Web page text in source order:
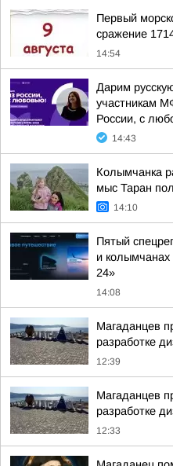
Первый
сражение
14:54
Дарим
участникам
России, с
14:43
Колымчанка
мыс Таран
14:10
Пятый
и
24»
14:08
Магаданцев
разработке
12:39
Магаданцев
разработке
12:33